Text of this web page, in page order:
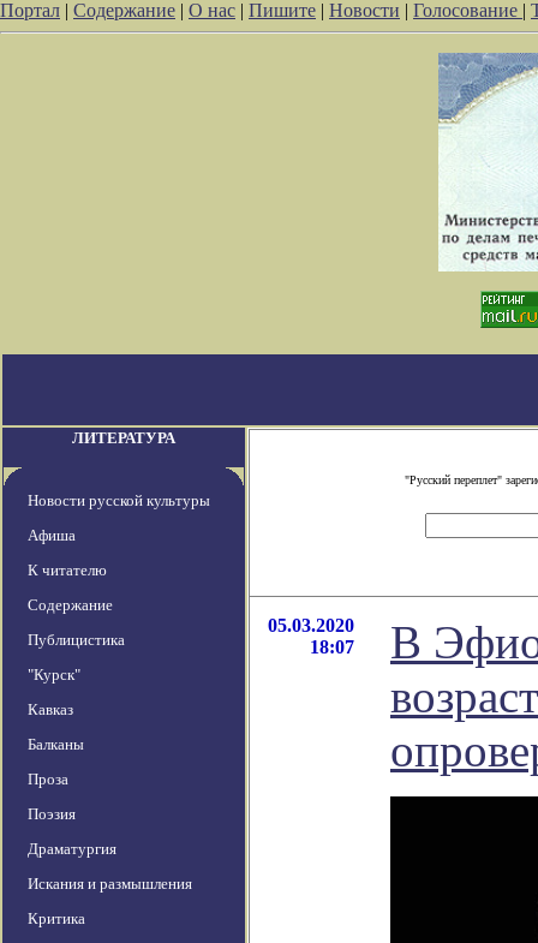
Портал | Содержание | О нас | Пишите | Новости | Голосование |
ЛИТЕРАТУРА
Новости русской культуры
Афиша
К читателю
Содержание
Публицистика
"Курск"
Кавказ
Балканы
Проза
Поэзия
Драматургия
Искания и размышления
Критика
"Русский переплет"
05.03.2020
18:07
В